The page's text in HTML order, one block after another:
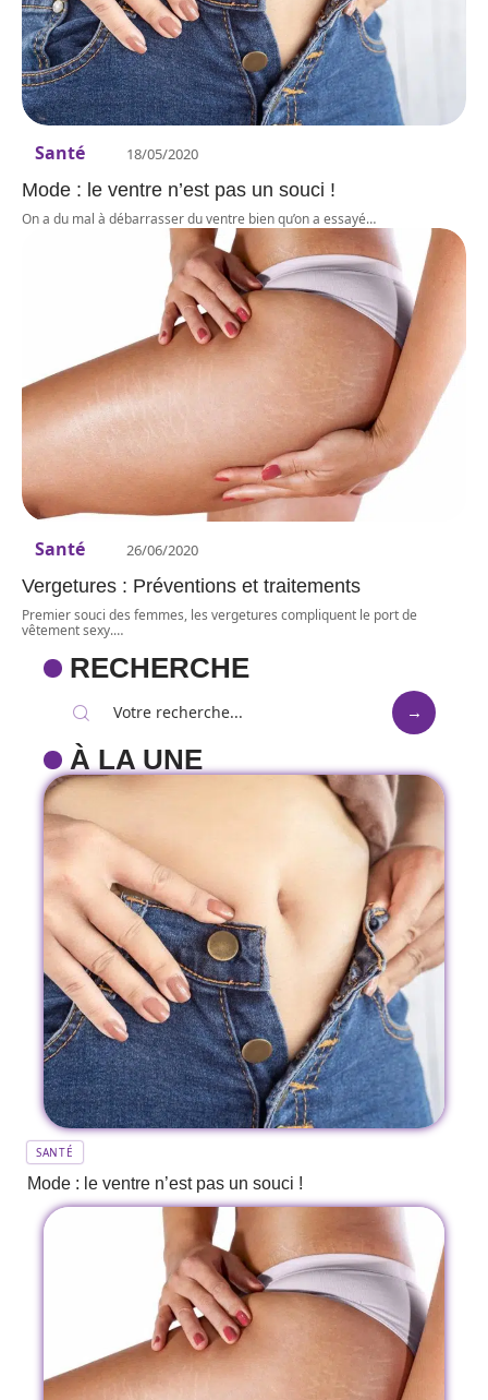
Santé 18/05/2020
Mode : le ventre n’est pas un souci !
On a du mal à débarrasser du ventre bien qu’on a essayé…
Santé 26/06/2020
Vergetures : Préventions et traitements
Premier souci des femmes, les vergetures compliquent le port de
vêtement sexy.…
RECHERCHE
À LA UNE
SANTÉ
Mode : le ventre n’est pas un souci !